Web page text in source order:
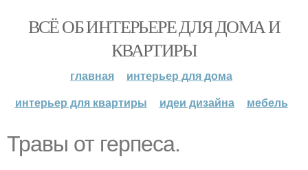
ВСЁ ОБ ИНТЕРЬЕРЕ ДЛЯ ДОМА И
КВАРТИРЫ
главная
интерьер для дома
интерьер для квартиры
идеи дизайна мебель
Травы от герпеса.